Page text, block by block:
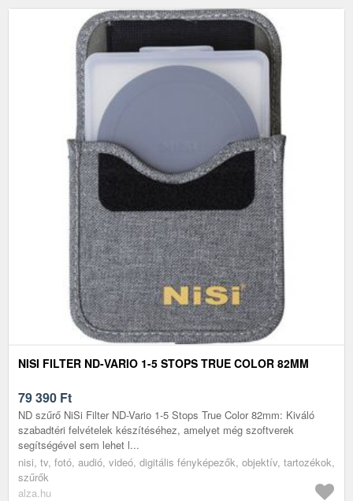
NISI FILTER ND-VARIO 1-5 STOPS TRUE COLOR 82MM
79 390 Ft
ND szűrő NiSi Filter ND-Vario 1-5 Stops True Color 82mm: Kiváló
szabadtéri felvételek készítéséhez, amelyet még szoftverek
segítségével sem lehet l...
nisi, tv, fotó, audió, videó, digitális fényképezők, objektív, tartozékok,
szűrők
alza.hu